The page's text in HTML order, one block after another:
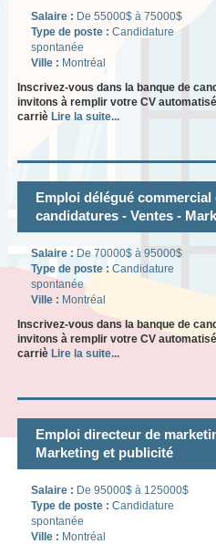
Salaire : De 55000$ à 75000$
Type de poste : Candidature
spontanée
Ville : Montréal
Inscrivez-vous dans la banque de
invitons à remplir votre CV
carriè Lire la suite...
Emploi délégué
candidatures - Ventes -
Salaire : De 70000$ à 95000$
Type de poste :Candidature
spontanée
Ville : Montréal
Inscrivez-vous dans la banque de
invitons à remplir votre CV
carriè Lire la suite...
Emploi directeur de
Marketing et publicité
Salaire : De 95000$ à 125000$
Type de poste : Candidature
spontanée
Ville : Montréal